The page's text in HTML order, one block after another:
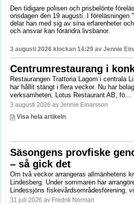
Den tidigare polisen och prisbelönte
onsdagen den 19 augusti. I föreläsningen
delar han med sig av sina erfarenheter
och ansvar kan förändra livsbanor.
3 augusti 2026 klockan 14:29 av Jennie
Centrumrestaurang i
Restaurangen Trattoria Lagom i centrala
har hållit stängt i flera veckor. Nu har
verksamheten, Lotus Restaurant AB, fö...
3 augusti 2026 av Jennie Einarsson
Visa hela artikeln
Säsongens provfiske
– så gick det
Om två veckor arrangeras allmänhetens
Lindesberg. Under sommaren har
Lindessjöns fiskevårdsområdesförening,
31 juli 2026 av Fredrik Norman